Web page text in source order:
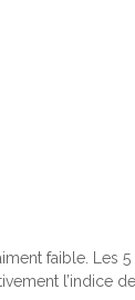
faible. Les
l’indice